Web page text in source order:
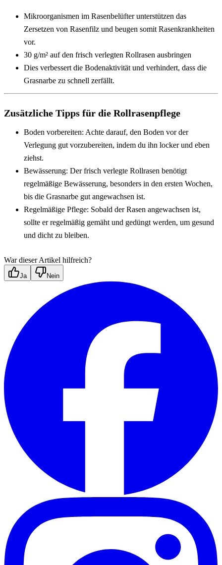
Mikroorganismen im Rasenbelüfter unterstützen das
Zersetzen von Rasenfilz und beugen somit Rasenkrankheiten
vor.
30 g/m² auf den frisch verlegten Rollrasen ausbringen
Dies verbessert die Bodenaktivität und verhindert, dass die
Grasnarbe zu schnell zerfällt.
Zusätzliche Tipps für die Rollrasenpflege
Boden vorbereiten: Achte darauf, den Boden vor der
Verlegung gut vorzubereiten, indem du ihn locker und eben
ziehst.
Bewässerung: Der frisch verlegte Rollrasen benötigt
regelmäßige Bewässerung, besonders in den ersten Wochen,
bis die Grasnarbe gut angewachsen ist.
Regelmäßige Pflege: Sobald der Rasen angewachsen ist,
sollte er regelmäßig gemäht und gedüngt werden, um gesund
und dicht zu bleiben.
War dieser Artikel hilfreich?
Ja Nein